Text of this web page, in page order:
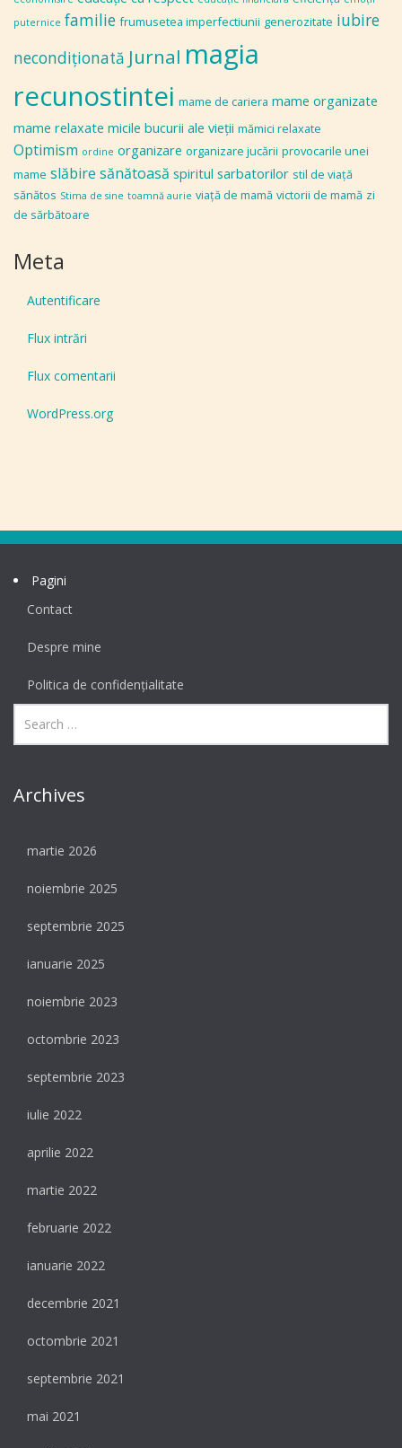
puternice familie frumusetea imperfectiunii generozitate iubire
necondiţionată Jurnal magia
recunostintei mame de cariera mame organizate
mame relaxate micile bucurii ale vieţii mămici relaxate
Optimism ordine organizare organizare jucării provocarile unei
mame slăbire sănătoasă spiritul sarbatorilor stil de viaţă
sănătos Stima de sine toamnă aurie viaţă de mamă victorii de mamă zi
de sărbătoare
Meta
Autentificare
Flux intrări
Flux comentarii
WordPress.org
Pagini
Contact
Despre mine
Politica de confidențialitate
Archives
martie 2026
noiembrie 2025
septembrie 2025
ianuarie 2025
noiembrie 2023
octombrie 2023
septembrie 2023
iulie 2022
aprilie 2022
martie 2022
februarie 2022
ianuarie 2022
decembrie 2021
octombrie 2021
septembrie 2021
mai 2021